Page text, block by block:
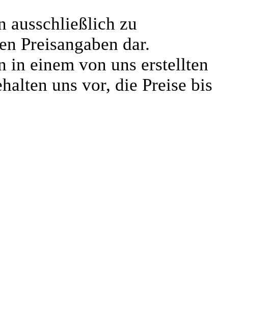
ausschließlich zu
Preisangaben dar.
in einem von uns erstellten
uns vor, die Preise bis